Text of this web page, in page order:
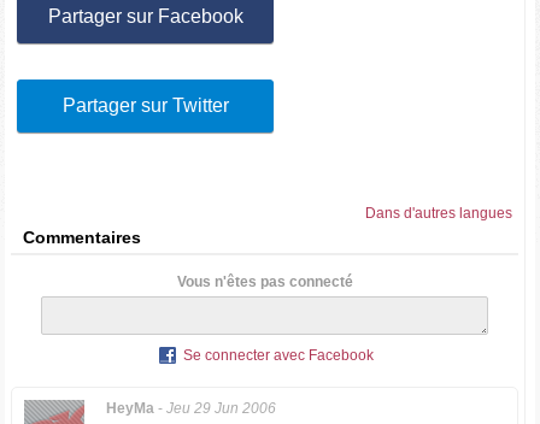
Partager sur Facebook
Partager sur Twitter
Dans d'autres langues
Commentaires
Vous n'êtes pas connecté
Se connecter avec Facebook
HeyMa- Jeu 29 Jun 2006